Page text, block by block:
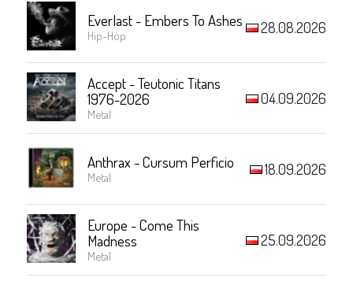
Everlast - Embers To Ashes
Hip-Hop 28.08.2026
Accept - Teutonic Titans
1976-2026
Metal
04.09.2026
Anthrax - Cursum Perficio
Metal 18.09.2026
Europe - Come This
Madness
Metal
25.09.2026